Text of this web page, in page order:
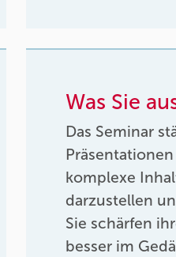
Was Sie
Das Seminar
komplexe
darzustellen
Sie schärfen
besser im